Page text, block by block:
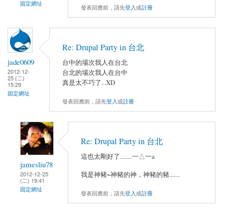
固定網址 發表回應前，請先登入或註冊
jade0609
2012-12-
25 (二)
15:29
固定網址
Re: Drupal Party in 台北
台中的場次我人在台北
台北的場次我人在台中
真是太不巧了...XD
發表回應前，請先登入或註冊
jamesliu78
2012-12-25
(二) 19:41
固定網址
Re: Drupal Party in 台北
這也太剛好了........一△一a
我是神豬~神豬的神，神豬的豬.......
發表回應前，請先登入或註冊